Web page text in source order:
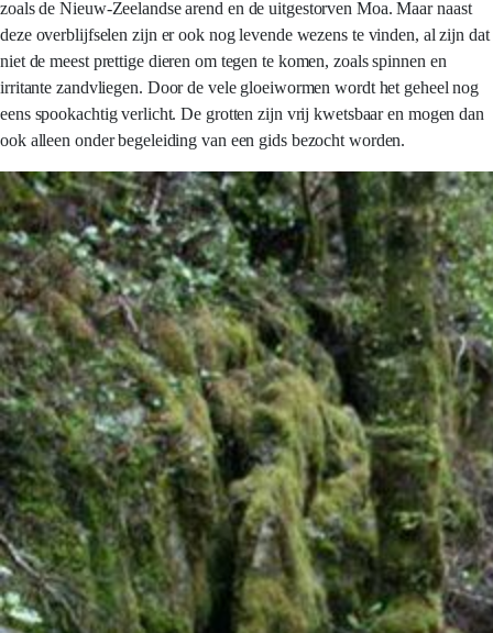
zoals de Nieuw-Zeelandse arend en de uitgestorven Moa. Maar naast
deze overblijfselen zijn er ook nog levende wezens te vinden, al zijn dat
niet de meest prettige dieren om tegen te komen, zoals spinnen en
irritante zandvliegen. Door de vele gloeiwormen wordt het geheel nog
eens spookachtig verlicht. De grotten zijn vrij kwetsbaar en mogen dan
ook alleen onder begeleiding van een gids bezocht worden.